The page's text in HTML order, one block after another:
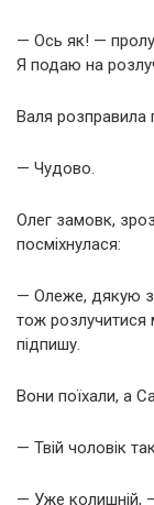
— Ось як! —
Я подаю на
Валя розправила
— Чудово.
Олег замовк,
посміхнулася:
— Олеже, дякую
тож розлучитися
підпишу.
Вони поїхали, а
— Твій чоловік
— Уже колишній,